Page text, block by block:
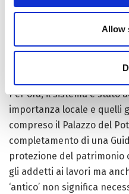
Allow
sia a far scattare
informazioni più precise
particolare edificio
utili su come proteggerlo,
Per ora, il sistema è stato
importanza locale e quelli
compreso il Palazzo del
completamento di una
protezione del
gli addetti ai lavori ma
‘antico’ non significa